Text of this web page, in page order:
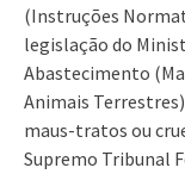
(Instruções
legislação do
Abastecimento
Animais
maus-tratos ou
Supremo Tribunal